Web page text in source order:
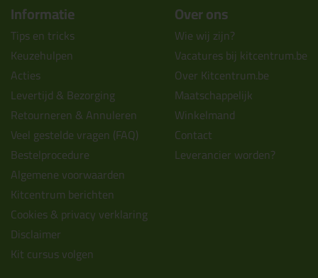
Informatie
Tips en tricks
Keuzehulpen
Acties
Levertijd & Bezorging
Retourneren & Annuleren
Veel gestelde vragen (FAQ)
Bestelprocedure
Algemene voorwaarden
Kitcentrum berichten
Cookies & privacy verklaring
Disclaimer
Kit cursus volgen
Over ons
Wie wij zijn?
Vacatures bij kitcentrum.be
Over Kitcentrum.be
Maatschappelijk
Winkelmand
Contact
Leverancier worden?